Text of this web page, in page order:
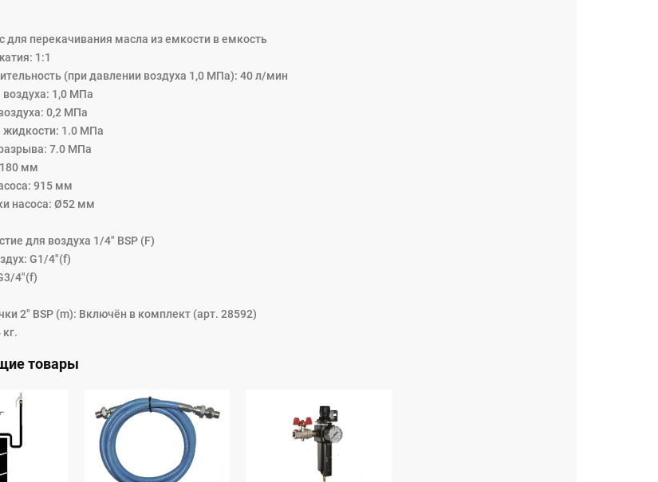
для перекачивания масла из емкости в емкость
1:1
(при давлении воздуха 1,0 МПа): 40 л/мин
воздуха: 1,0 МПа
0,2 МПа
жидкости: 1.0 MПa
7.0 MПa
мм
915 мм
насоса: Ø52 мм
для воздуха 1/4" BSP (F)
G1/4"(f)
4"(f)
2" BSP (m): Включён в комплект (арт. 28592)
товары